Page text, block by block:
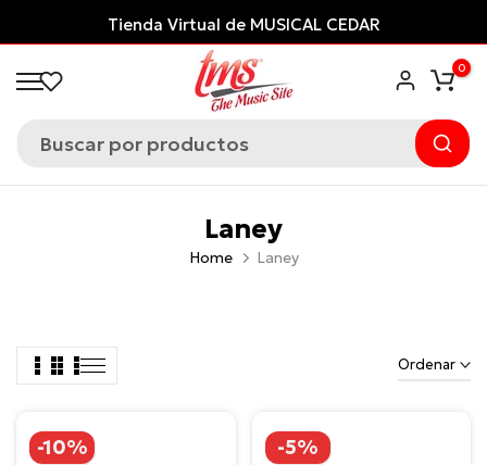
al
contenido
Tienda Virtual de MUSICAL CEDAR
0
Laney
Home Laney
Ordenar
-10%
-5%